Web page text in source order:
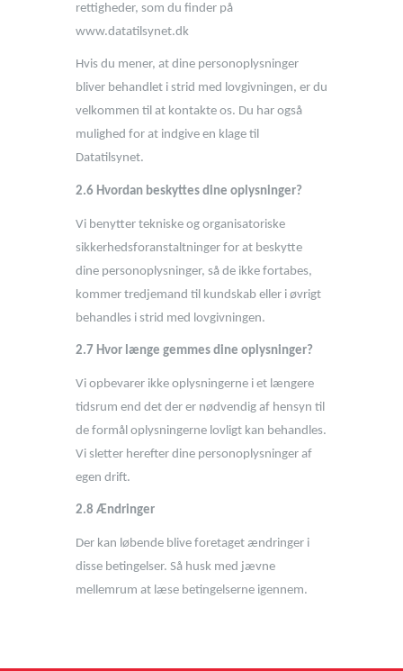
rettigheder, som du finder på
www.datatilsynet.dk
Hvis du mener, at dine personoplysninger
bliver behandlet i strid med lovgivningen, er du
velkommen til at kontakte os. Du har også
mulighed for at indgive en klage til
Datatilsynet.
2.6 Hvordan beskyttes dine oplysninger?
Vi benytter tekniske og organisatoriske
sikkerhedsforanstaltninger for at beskytte
dine personoplysninger, så de ikke fortabes,
kommer tredjemand til kundskab eller i øvrigt
behandles i strid med lovgivningen.
2.7 Hvor længe gemmes dine oplysninger?
Vi opbevarer ikke oplysningerne i et længere
tidsrum end det der er nødvendig af hensyn til
de formål oplysningerne lovligt kan behandles.
Vi sletter herefter dine personoplysninger af
egen drift.
2.8 Ændringer
Der kan løbende blive foretaget ændringer i
disse betingelser. Så husk med jævne
mellemrum at læse betingelserne igennem.